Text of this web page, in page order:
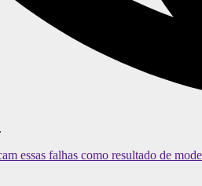
essas falhas como resultado de